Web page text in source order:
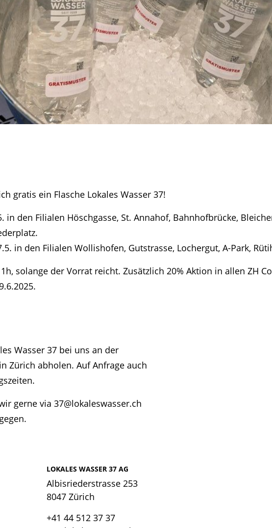
gratis ein Flasche Lokales Wasser 37!
in den Filialen Höschgasse, St. Annahof, Bahnhofbrücke,
in den Filialen Wollishofen, Gutstrasse, Lochergut, A-Park,
solange der Vorrat reicht. Zusätzlich 20% Aktion in allen ZH
Wasser 37 bei uns an der
Zürich abholen. Auf Anfrage auch
gerne via 37@lokaleswasser.ch
LOKALES WASSER 37 AG
Albisriederstrasse 253
8047 Zürich
+41 44 512 37 37